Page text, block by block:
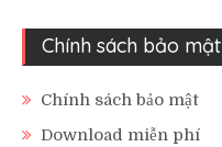
Chính sách bảo mật
Chính sách bảo mật
Download miễn phí